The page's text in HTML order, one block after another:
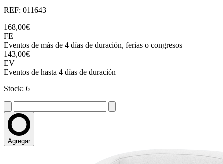
REF: 011643
168,00€
FE
Eventos de más de 4 días de duración, ferias o congresos
143,00€
EV
Eventos de hasta 4 días de duración
Stock: 6
Agregar